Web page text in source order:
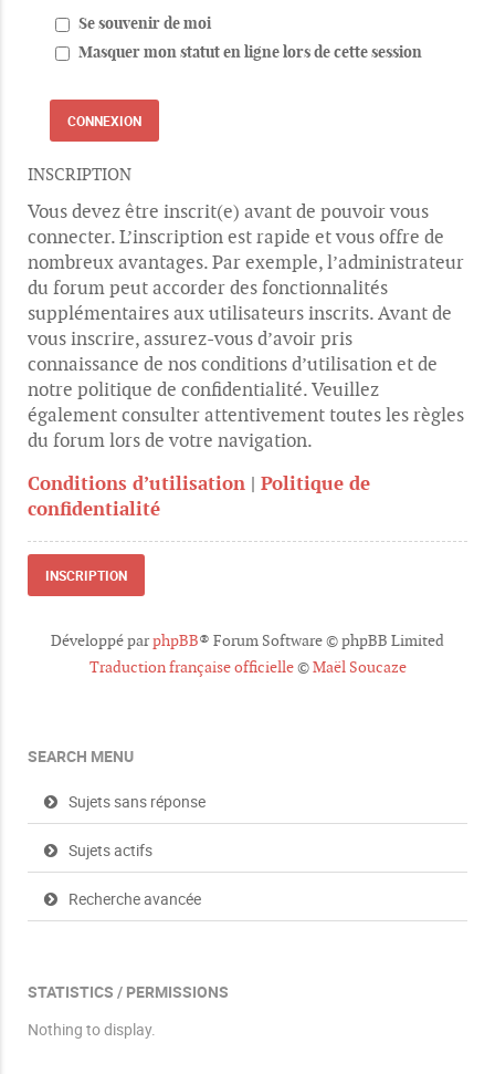
Se souvenir de moi
Masquer mon statut en ligne lors de cette session
INSCRIPTION
Vous devez être inscrit(e) avant de pouvoir vous
connecter. L’inscription est rapide et vous offre de
nombreux avantages. Par exemple, l’administrateur
du forum peut accorder des fonctionnalités
supplémentaires aux utilisateurs inscrits. Avant de
vous inscrire, assurez-vous d’avoir pris
connaissance de nos conditions d’utilisation et de
notre politique de confidentialité. Veuillez
également consulter attentivement toutes les règles
du forum lors de votre navigation.
Conditions d’utilisation | Politique de
confidentialité
INSCRIPTION
Développé parphpBB® Forum Software © phpBB Limited
Traduction française officielle©Maël Soucaze
SEARCH MENU
Sujets sans réponse
Sujets actifs
Recherche avancée
STATISTICS / PERMISSIONS
Nothing to display.